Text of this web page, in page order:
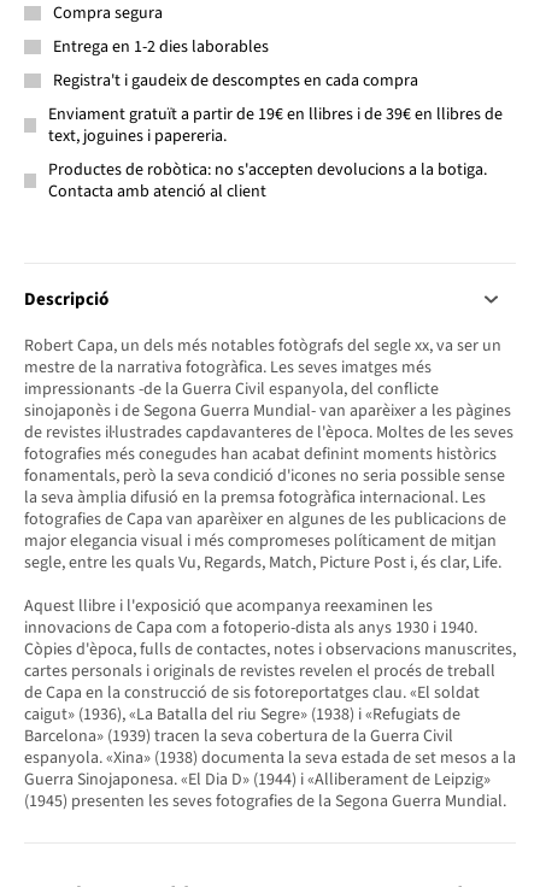
Compra segura
Entrega en 1-2 dies laborables
Registra't i gaudeix de descomptes en cada compra
Enviament gratuït a partir de 19€ en llibres i de 39€ en llibres de
text, joguines i papereria.
Productes de robòtica: no s'accepten devolucions a la botiga.
Contacta amb atenció al client
Descripció
Robert Capa, un dels més notables fotògrafs del segle xx, va ser un
mestre de la narrativa fotogràfica. Les seves imatges més
impressionants -de la Guerra Civil espanyola, del conflicte
sinojaponès i de Segona Guerra Mundial- van aparèixer a les pàgines
de revistes il·lustrades capdavanteres de l'època. Moltes de les seves
fotografies més conegudes han acabat definint moments històrics
fonamentals, però la seva condició d'icones no seria possible sense
la seva àmplia difusió en la premsa fotogràfica internacional. Les
fotografies de Capa van aparèixer en algunes de les publicacions de
major elegancia visual i més compromeses políticament de mitjan
segle, entre les quals Vu, Regards, Match, Picture Post i, és clar, Life.
Aquest llibre i l'exposició que acompanya reexaminen les
innovacions de Capa com a fotoperio-dista als anys 1930 i 1940.
Còpies d'època, fulls de contactes, notes i observacions manuscrites,
cartes personals i originals de revistes revelen el procés de treball
de Capa en la construcció de sis fotoreportatges clau. «El soldat
caigut» (1936), «La Batalla del riu Segre» (1938) i «Refugiats de
Barcelona» (1939) tracen la seva cobertura de la Guerra Civil
espanyola. «Xina» (1938) documenta la seva estada de set mesos a la
Guerra Sinojaponesa. «El Dia D» (1944) i «Alliberament de Leipzig»
(1945) presenten les seves fotografies de la Segona Guerra Mundial.